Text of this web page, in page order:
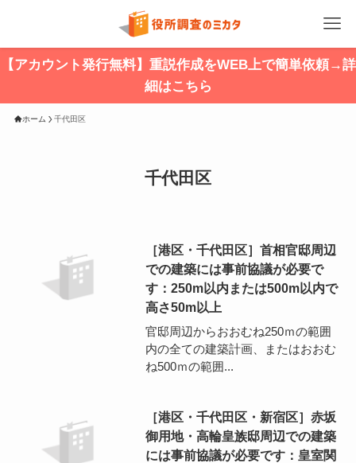
【アカウント発行無料】重説作成をWEB上で簡単依頼→詳
細はこちら
ホーム 千代田区
千代田区
［港区・千代田区］首相官邸周辺
での建築には事前協議が必要で
す：250m以内または500m以内で
高さ50m以上
官邸周辺からおおむね250ｍの範囲
内の全ての建築計画、またはおおむ
ね500ｍの範囲...
［港区・千代田区・新宿区］赤坂
御用地・高輪皇族邸周辺での建築
には事前協議が必要です：皇室関